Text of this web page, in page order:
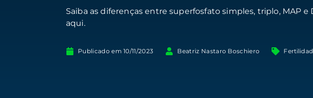
Saiba as diferenças entre superfosfato simples, triplo, MAP
aqui.
Publicado em 10/11/2023 Beatriz Nastaro Boschiero